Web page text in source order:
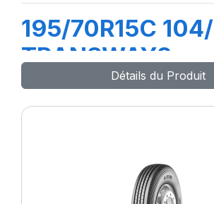
195/70R15C
TRANSWAY3
Détails du Produit